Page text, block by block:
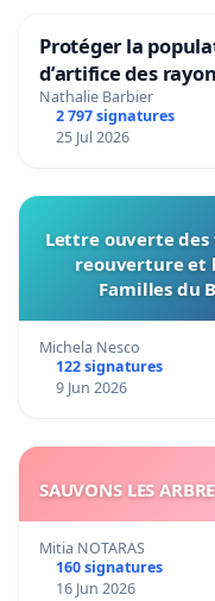
Protéger la
d’artifice des
Nathalie Barbier
2 797 signatures
25 Jul 2026
Lettre ouverte des
reouverture et
Familles du
Michela Nesco
122 signatures
9 Jun 2026
SAUVONS LES
Mitia NOTARAS
160 signatures
16 Jun 2026